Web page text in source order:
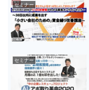
セミナー
セミナー